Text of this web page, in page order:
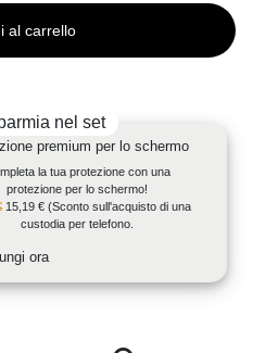
al carrello
nel set
premium per lo schermo
la tua protezione con una
protezione per lo schermo!
15,19 € (Sconto sull'acquisto di una
custodia per telefono.
ora